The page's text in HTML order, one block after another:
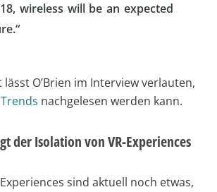
wireless will be an expected
O’Brien im Interview verlauten,
nachgelesen werden kann.
der Isolation von VR-Experiences
sind aktuell noch etwas,